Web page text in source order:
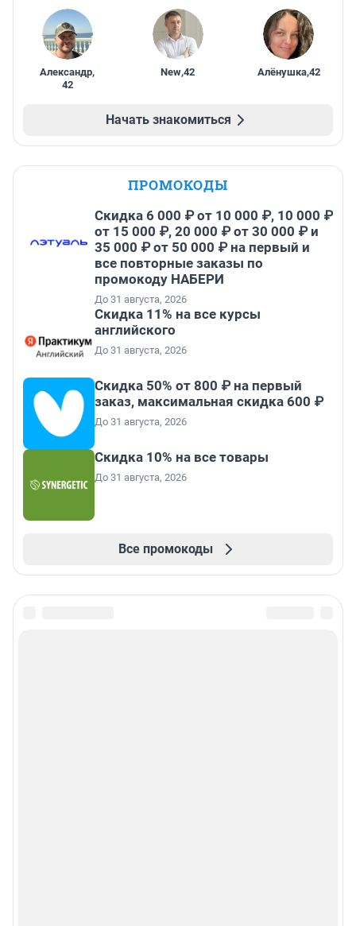
Александр,
42
New,42 Алёнушка,42
Начать знакомиться
ПРОМОКОДЫ
Скидка 6 000 ₽ от 10 000 ₽, 10 000 ₽
от 15 000 ₽, 20 000 ₽ от 30 000 ₽ и
35 000 ₽ от 50 000 ₽ на первый и
все повторные заказы по
промокоду НАБЕРИ
До 31 августа, 2026
Скидка 11% на все курсы
английского
До 31 августа, 2026
Скидка 50% от 800 ₽ на первый
заказ, максимальная скидка 600 ₽
До 31 августа, 2026
Скидка 10% на все товары
До 31 августа, 2026
Все промокоды